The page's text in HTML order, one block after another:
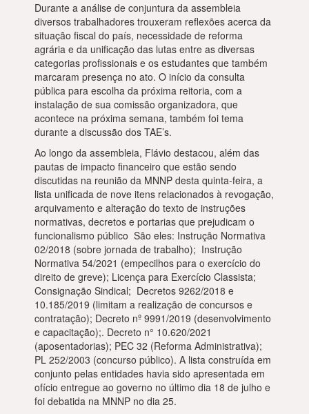
Durante a análise de conjuntura da assembleia
diversos trabalhadores trouxeram reflexões acerca da
situação fiscal do país, necessidade de reforma
agrária e da unificação das lutas entre as diversas
categorias profissionais e os estudantes que também
marcaram presença no ato. O início da consulta
pública para escolha da próxima reitoria, com a
instalação de sua comissão organizadora, que
acontece na próxima semana, também foi tema
durante a discussão dos TAE’s.
Ao longo da assembleia, Flávio destacou, além das
pautas de impacto financeiro que estão sendo
discutidas na reunião da MNNP desta quinta-feira, a
lista unificada de nove itens relacionados à revogação,
arquivamento e alteração do texto de instruções
normativas, decretos e portarias que prejudicam o
funcionalismo público São eles: Instrução Normativa
02/2018 (sobre jornada de trabalho); Instrução
Normativa 54/2021 (empecilhos para o exercício do
direito de greve); Licença para Exercício Classista;
Consignação Sindical; Decretos 9262/2018 e
10.185/2019 (limitam a realização de concursos e
contratação); Decreto nº 9991/2019 (desenvolvimento
e capacitação);. Decreto n° 10.620/2021
(aposentadorias); PEC 32 (Reforma Administrativa);
PL 252/2003 (concurso público). A lista construída em
conjunto pelas entidades havia sido apresentada em
ofício entregue ao governo no último dia 18 de julho e
foi debatida na MNNP no dia 25.